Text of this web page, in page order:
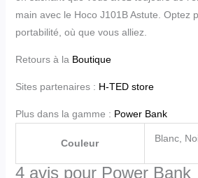
main avec le Hoco J101B Astute. Optez
portabilité, où que vous alliez.
Retours à la Boutique
Sites partenaires : H-TED store
Plus dans la gamme : Power Bank
Couleur Blanc,
4 avis pour Power